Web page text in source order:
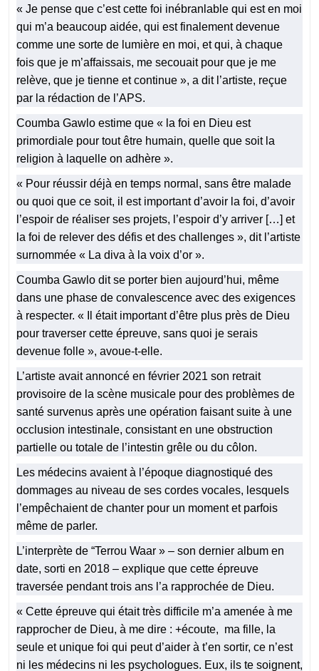
« Je pense que c’est cette foi inébranlable qui est en moi
qui m’a beaucoup aidée, qui est finalement devenue
comme une sorte de lumière en moi, et qui, à chaque
fois que je m’affaissais, me secouait pour que je me
relève, que je tienne et continue », a dit l’artiste, reçue
par la rédaction de l’APS.
Coumba Gawlo estime que « la foi en Dieu est
primordiale pour tout être humain, quelle que soit la
religion à laquelle on adhère ».
« Pour réussir déjà en temps normal, sans être malade
ou quoi que ce soit, il est important d’avoir la foi, d’avoir
l’espoir de réaliser ses projets, l’espoir d’y arriver […] et
la foi de relever des défis et des challenges », dit l’artiste
surnommée « La diva à la voix d’or ».
Coumba Gawlo dit se porter bien aujourd’hui, même
dans une phase de convalescence avec des exigences
à respecter. « Il était important d’être plus près de Dieu
pour traverser cette épreuve, sans quoi je serais
devenue folle », avoue-t-elle.
L’artiste avait annoncé en février 2021 son retrait
provisoire de la scène musicale pour des problèmes de
santé survenus après une opération faisant suite à une
occlusion intestinale, consistant en une obstruction
partielle ou totale de l’intestin grêle ou du côlon.
Les médecins avaient à l’époque diagnostiqué des
dommages au niveau de ses cordes vocales, lesquels
l’empêchaient de chanter pour un moment et parfois
même de parler.
L’interprète de “Terrou Waar » – son dernier album en
date, sorti en 2018 – explique que cette épreuve
traversée pendant trois ans l’a rapprochée de Dieu.
« Cette épreuve qui était très difficile m’a amenée à me
rapprocher de Dieu, à me dire : +écoute, ma fille, la
seule et unique foi qui peut d’aider à t’en sortir, ce n’est
ni les médecins ni les psychologues. Eux, ils te soignent,